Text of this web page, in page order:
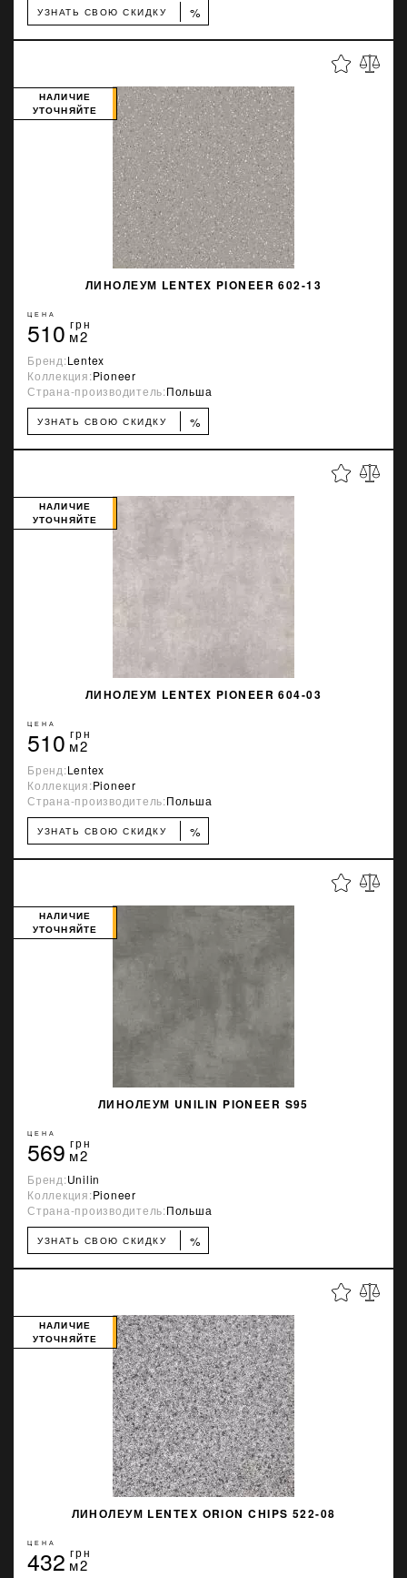
УЗНАТЬ СВОЮ СКИДКУ %
ЛИНОЛЕУМ LENTEX PIONEER 602-13
НАЛИЧИЕ
УТОЧНЯЙТЕ
ЦЕНА
510 грн
м2
Бренд:Lentex
Коллекция:Pioneer
Страна-производитель:Польша
УЗНАТЬ СВОЮ СКИДКУ %
ЛИНОЛЕУМ LENTEX PIONEER 604-03
НАЛИЧИЕ
УТОЧНЯЙТЕ
ЦЕНА
510 грн
м2
Бренд:Lentex
Коллекция:Pioneer
Страна-производитель:Польша
УЗНАТЬ СВОЮ СКИДКУ %
ЛИНОЛЕУМ UNILIN PIONEER S95
НАЛИЧИЕ
УТОЧНЯЙТЕ
ЦЕНА
569 грн
м2
Бренд:Unilin
Коллекция:Pioneer
Страна-производитель:Польша
УЗНАТЬ СВОЮ СКИДКУ %
ЛИНОЛЕУМ LENTEX ORION CHIPS 522-08
НАЛИЧИЕ
УТОЧНЯЙТЕ
ЦЕНА
432 грн
м2